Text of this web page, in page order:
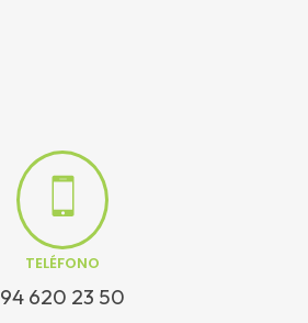
TELÉFONO
94 620 23 50